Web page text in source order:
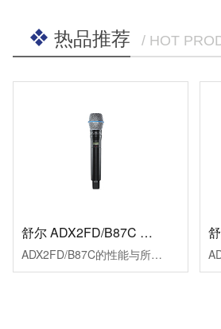
热品推荐 / HOT
舒尔 ADX2FD/B87C 手持式无线话筒
ADX2FD/B87C的性能与所有ADX系列发射机一样卓越，为完美表演保驾护航。产品采用流线型设计，调谐范围宽达184MHz，可以有效抵抗干扰，同时具备高级充电功能，ShowLink远程控制更可实现控制室直接实时参数调整。